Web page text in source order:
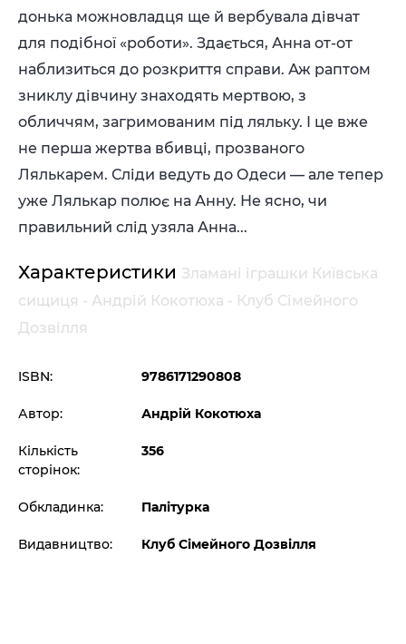
донька можновладця ще й вербувала дівчат
для подібної «роботи». Здається, Анна от-от
наблизиться до розкриття справи. Аж раптом
зниклу дівчину знаходять мертвою, з
обличчям, загримованим під ляльку. І це вже
не перша жертва вбивці, прозваного
Лялькарем. Сліди ведуть до Одеси — але тепер
уже Лялькар полює на Анну. Не ясно, чи
правильний слід узяла Анна...
Характеристики Зламані іграшки Київська
сищиця - Андрій Кокотюха - Клуб Сімейного
Дозвілля
ISBN: 9786171290808
Автор: Андрій Кокотюха
Кількість
сторінок:
356
Обкладинка: Палітурка
Видавництво: Клуб Сімейного Дозвілля